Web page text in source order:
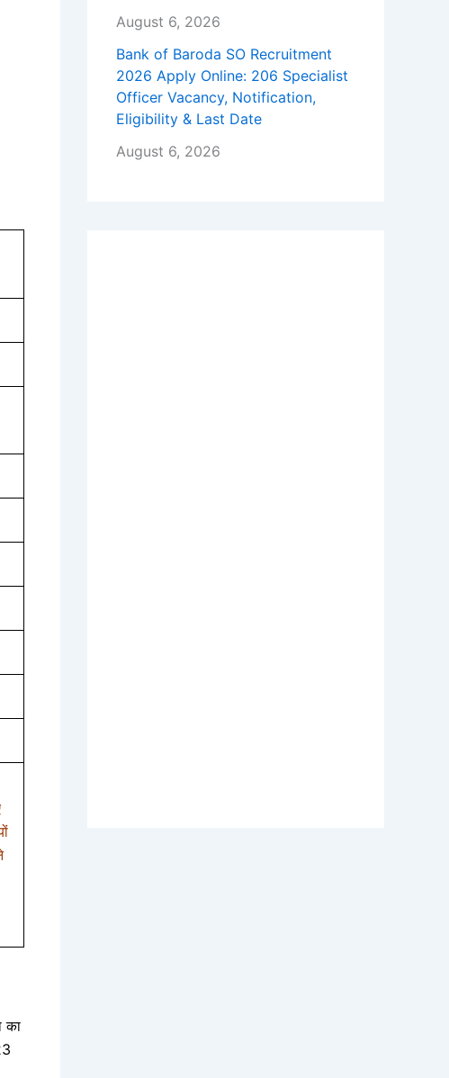
का
August 6, 2026
Bank of Baroda SO Recruitment
2026 Apply Online: 206 Specialist
Officer Vacancy, Notification,
Eligibility & Last Date
August 6, 2026